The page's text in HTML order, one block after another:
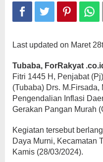
Last updated on Maret
Tubaba, ForRakyat
Fitri 1445 H, Penjabat
(Tubaba) Drs.
Pengendalian Inflasi
Gerakan Pangan Murah
Kegiatan tersebut
Daya Murni, Kecamatan
Kamis (28/03/2024).